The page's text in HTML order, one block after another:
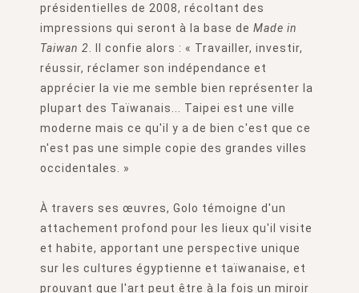
présidentielles de 2008, récoltant des
impressions qui seront à la base de Made in
Taiwan 2 . Il confie alors : « Travailler, investir,
réussir, réclamer son indépendance et
apprécier la vie me semble bien représenter la
plupart des Taïwanais... Taipei est une ville
moderne mais ce qu'il y a de bien c'est que ce
n'est pas une simple copie des grandes villes
occidentales. »
À travers ses œuvres, Golo témoigne d'un
attachement profond pour les lieux qu'il visite
et habite, apportant une perspective unique
sur les cultures égyptienne et taïwanaise, et
prouvant que l'art peut être à la fois un miroir